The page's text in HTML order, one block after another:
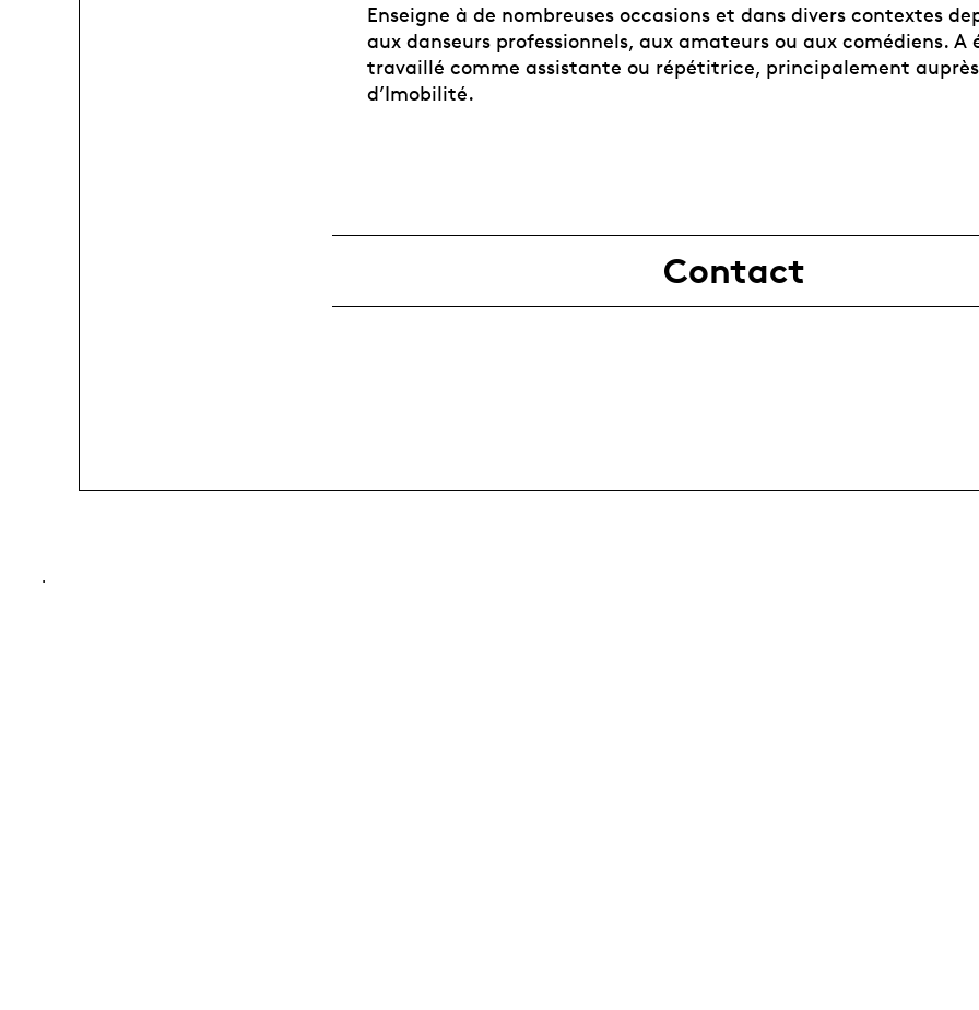
Enseigne à de nombreuses occasions et dans divers contextes
aux danseurs professionnels, aux amateurs ou aux comédiens. A
travaillé comme assistante ou répétitrice, principalement
d’Imobilité.
Contact
people